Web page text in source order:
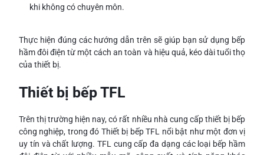
khi không có chuyên môn.
Thực hiện đúng các hướng dẫn trên sẽ giúp bạn sử dụng bếp
hầm đôi điện từ một cách an toàn và hiệu quả, kéo dài tuổi thọ
của thiết bị.
Thiết bị bếp TFL
Trên thị trường hiện nay, có rất nhiều nhà cung cấp thiết bị bếp
công nghiệp, trong đó Thiết bị bếp TFL nổi bật như một đơn vị
uy tín và chất lượng. TFL cung cấp đa dạng các loại bếp hầm